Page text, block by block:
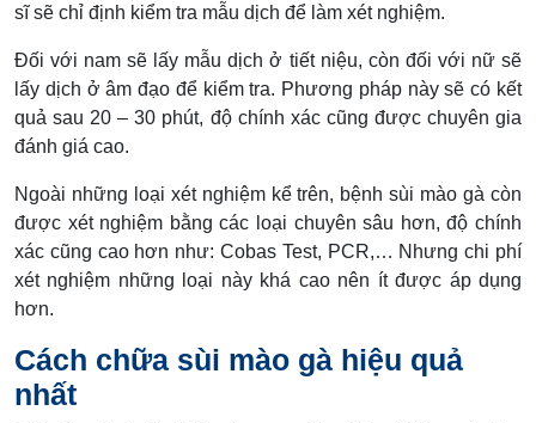
sĩ sẽ chỉ định kiểm tra mẫu dịch để làm xét nghiệm.
Đối với nam sẽ lấy mẫu dịch ở tiết niệu, còn đối với nữ sẽ
lấy dịch ở âm đạo để kiểm tra. Phương pháp này sẽ có kết
quả sau 20 – 30 phút, độ chính xác cũng được chuyên gia
đánh giá cao.
Ngoài những loại xét nghiệm kể trên, bệnh sùi mào gà còn
được xét nghiệm bằng các loại chuyên sâu hơn, độ chính
xác cũng cao hơn như: Cobas Test, PCR,… Nhưng chi phí
xét nghiệm những loại này khá cao nên ít được áp dụng
hơn.
Cách chữa sùi mào gà hiệu quả
nhất